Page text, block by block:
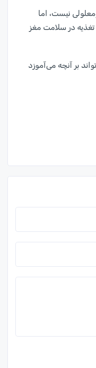
نیست، اما
در سلامت مغز
بر آنچه می‌آموزد